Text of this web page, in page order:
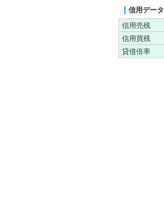
信用データ
信用売残
信用買残
貸借倍率